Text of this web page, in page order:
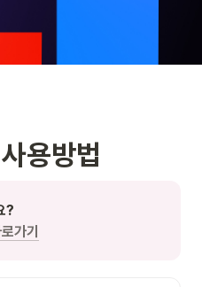
용방법
?
가기